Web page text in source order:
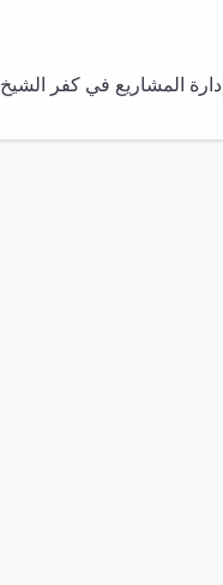
إدارة المشاريع في كفر الشيخ